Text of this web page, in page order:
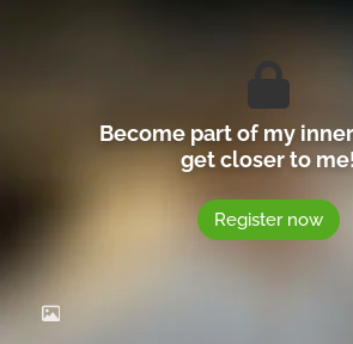
Become part of my
get closer to me!
Register now